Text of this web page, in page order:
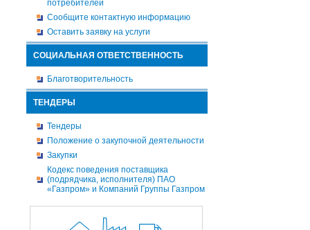
потребителей
Сообщите контактную информацию
Оставить заявку на услуги
СОЦИАЛЬНАЯ ОТВЕТСТВЕННОСТЬ
Благотворительность
ТЕНДЕРЫ
Тендеры
Положение о закупочной деятельности
Закупки
Кодекс поведения поставщика
(подрядчика, исполнителя) ПАО
«Газпром» и Компаний Группы Газпром